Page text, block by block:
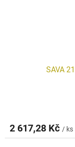
SAVA
2 617,28 Kč / ks